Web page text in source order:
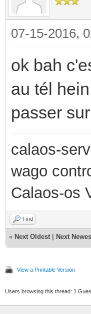
07-15-2016,
ok bah
au tél
passer
calaos-
wago
Calaos-os
Find
« Next Oldest Next
View a Printable Version
Users browsing this thread: 1